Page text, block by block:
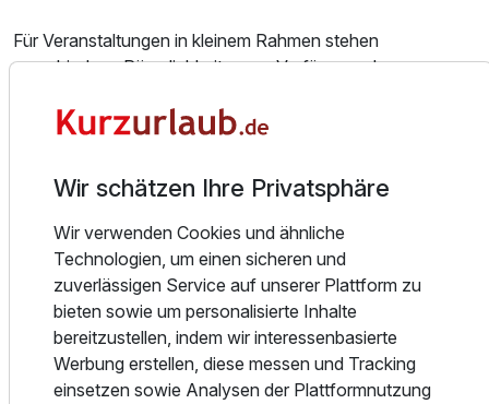
Einzelzimmer Nebenhaus
1 Erwachsenen
Ausstattung
Für Veranstaltungen in kleinem Rahmen stehen
verschiedene Räumlichkeiten zur Verfügung: das
das ehemalige Musikzimmer sowie die Orangerie mit Platz
Auch der hauseigene Spa-Bereich präsentiert sich fürstlich
fein und bietet direkten Zugang zum Schlosspark. Bio-
Sauna, Finnische Sauna, Dampfbad, Erlebnisdusche,
Massage- und Kosmetikangebote, Ruhezonen,
Fitnessbereich und Yogaraum sorgen für vollkommene
Entspannung.
Freizeit in Wendorf und Umgebung
Wir schätzen Ihre Privatsphäre
Wir verwenden Cookies und ähnliche
Technologien, um einen sicheren und
zuverlässigen Service auf unserer Plattform zu
bieten sowie um personalisierte Inhalte
bereitzustellen, indem wir interessenbasierte
Werbung erstellen, diese messen und Tracking
einsetzen sowie Analysen der Plattformnutzung